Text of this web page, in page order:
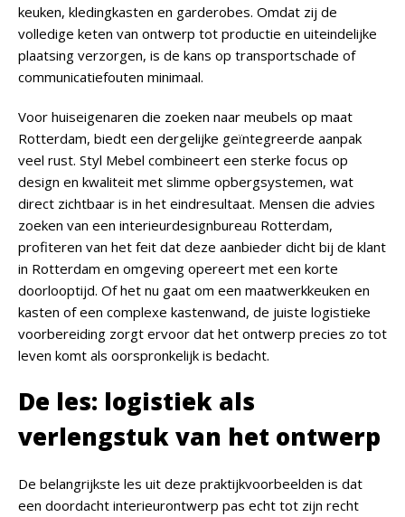
keuken, kledingkasten en garderobes. Omdat zij de
volledige keten van ontwerp tot productie en uiteindelijke
plaatsing verzorgen, is de kans op transportschade of
communicatiefouten minimaal.
Voor huiseigenaren die zoeken naar meubels op maat
Rotterdam, biedt een dergelijke geïntegreerde aanpak
veel rust. Styl Mebel combineert een sterke focus op
design en kwaliteit met slimme opbergsystemen, wat
direct zichtbaar is in het eindresultaat. Mensen die advies
zoeken van een interieurdesignbureau Rotterdam,
profiteren van het feit dat deze aanbieder dicht bij de klant
in Rotterdam en omgeving opereert met een korte
doorlooptijd. Of het nu gaat om een maatwerkkeuken en
kasten of een complexe kastenwand, de juiste logistieke
voorbereiding zorgt ervoor dat het ontwerp precies zo tot
leven komt als oorspronkelijk is bedacht.
De les: logistiek als
verlengstuk van het ontwerp
De belangrijkste les uit deze praktijkvoorbeelden is dat
een doordacht interieurontwerp pas echt tot zijn recht